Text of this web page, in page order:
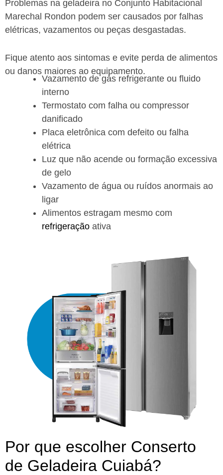
Problemas na geladeira no Conjunto Habitacional
Marechal Rondon podem ser causados por falhas
elétricas, vazamentos ou peças desgastadas.
Fique atento aos sintomas e evite perda de alimentos
ou danos maiores ao equipamento.
Vazamento de gás refrigerante ou fluido
interno
Termostato com falha ou compressor
danificado
Placa eletrônica com defeito ou falha
elétrica
Luz que não acende ou formação excessiva
de gelo
Vazamento de água ou ruídos anormais ao
ligar
Alimentos estragam mesmo com
refrigeração ativa
Por que escolher Conserto
de Geladeira Cuiabá?​